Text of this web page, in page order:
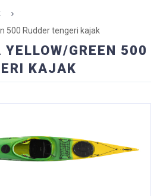
500 Rudder tengeri kajak
YELLOW/GREEN 500
KAJAK